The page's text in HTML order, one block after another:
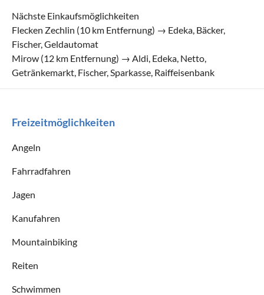
Nächste Einkaufsmöglichkeiten
Flecken Zechlin (10 km Entfernung) → Edeka, Bäcker,
Fischer, Geldautomat
Mirow (12 km Entfernung) → Aldi, Edeka, Netto,
Getränkemarkt, Fischer, Sparkasse, Raiffeisenbank
Freizeitmöglichkeiten
Angeln
Fahrradfahren
Jagen
Kanufahren
Mountainbiking
Reiten
Schwimmen